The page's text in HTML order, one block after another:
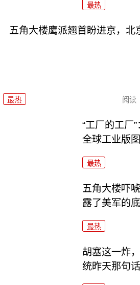
最热
五角大楼鹰派翘首盼进京，北
最热 阅读
“工厂的工厂
全球工业版图
最热
五角大楼吓
露了美军的
最热
胡塞这一炸
统昨天那句